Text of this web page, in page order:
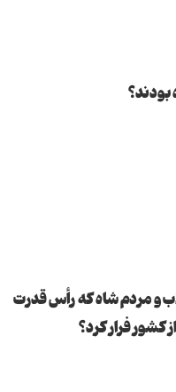
بودند؟
و مردم شاه که رأس قدرت
کشور فرار کرد؟